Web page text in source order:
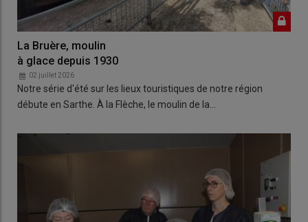
La Bruère, moulin
à glace depuis 1930
02 juillet 2026
Notre série d'été sur les lieux touristiques de notre région
débute en Sarthe. À la Flèche, le moulin de la…